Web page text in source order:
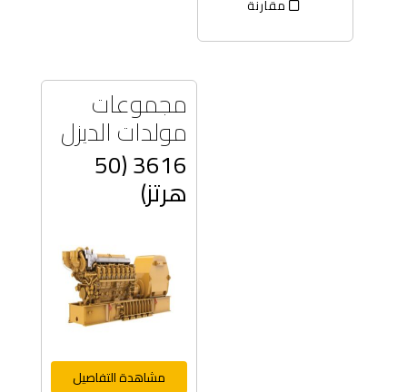
مقارنة
مجموعات
مولدات الديزل
3616 (50
هرتز)
مشاهدة التفاصيل